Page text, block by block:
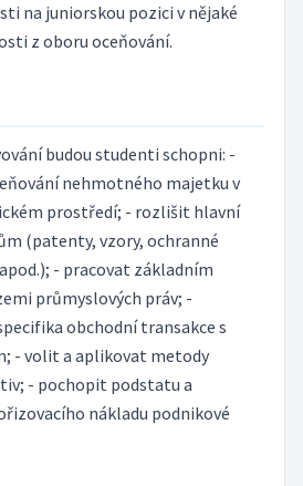
na juniorskou pozici v nějaké
z oboru oceňování.
budou studenti schopni: -
nehmotného majetku v
prostředí; - rozlišit hlavní
(patenty, vzory, ochranné
- pracovat základním
průmyslových práv; -
obchodní transakce s
- volit a aplikovat metody
- pochopit podstatu a
nákladu podnikové